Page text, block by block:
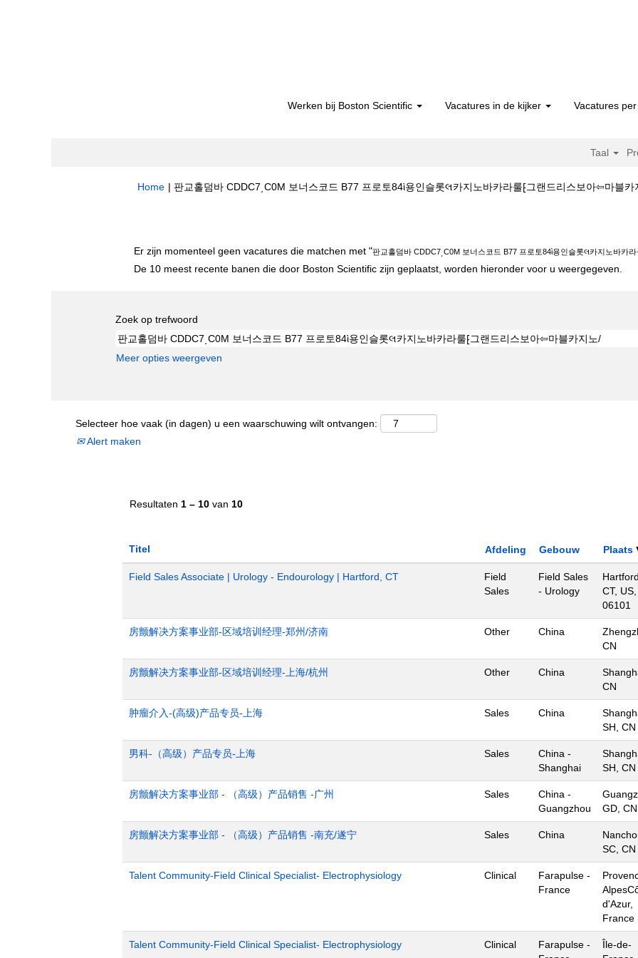
Werken bij Boston Scientific Vacatures in de kijker Vacatures
Taal
Home | 판교홀덤바 CDDC7͵C0M 보너스코드 B77 프로토84ὶ용인슬롯લ카지노바카라룰⁅그랜드리스보아⇦마블
Er zijn momenteel geen vacatures die matchen met "판교홀덤바 CDDC7͵C0M 보너스코드 B77 프로토84ὶ용인슬롯લ카지노바카
De 10 meest recente banen die door Boston Scientific zijn geplaatst, worden hieronder voor u weergegeven.
Zoek op trefwoord
Meer opties weergeven
Selecteer hoe vaak (in dagen) u een waarschuwing wilt ontvangen:
Alert maken
Resultaten 1 – 10 van 10
Titel Afdeling Gebouw Plaats
Field Sales Associate | Urology - Endourology | Hartford, CT
Field
Sales
Field Sales
- Urology
Hartford,
CT, US,
06101
房颤解决方案事业部-区域培训经理-郑州/济南 Other China
CN
房颤解决方案事业部-区域培训经理-上海/杭州 Other China
CN
肿瘤介入-(高级)产品专员-上海 Sales China
SH, CN
男科-（高级）产品专员-上海 Sales
China -
Shanghai
SH, CN
房颤解决方案事业部 - （高级）产品销售 -广州 Sales
China -
Guangzhou
GD, CN
房颤解决方案事业部 - （高级）产品销售 -南充/遂宁 Sales China
SC, CN
Talent Community-Field Clinical Specialist- Electrophysiology Clinical
Farapulse -
France
d'Azur,
France
Talent Community-Field Clinical Specialist- Electrophysiology Clinical
Farapulse -
Île-de-